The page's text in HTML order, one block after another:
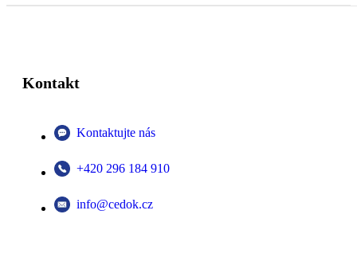
Kontakt
Kontaktujte nás
+420 296 184 910
info@cedok.cz